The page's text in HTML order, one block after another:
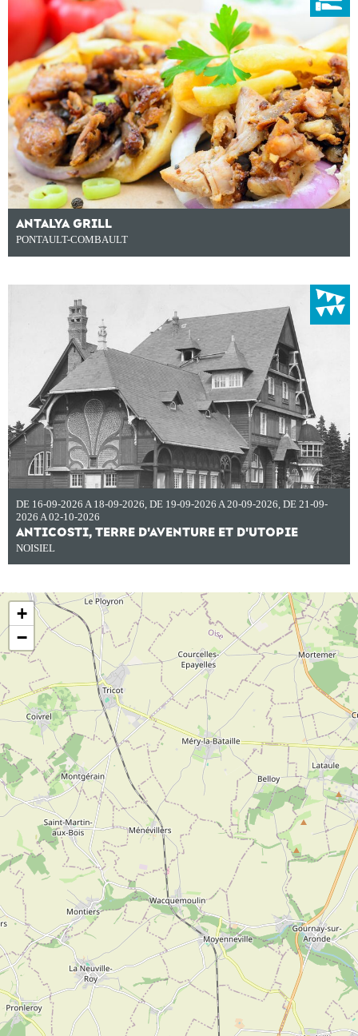
ANTALYA GRILL
PONTAULT-COMBAULT
DE 16-09-2026 A 18-09-2026, DE 19-09-2026 A 20-09-2026, DE 21-09-
2026 A 02-10-2026
ANTICOSTI, TERRE D'AVENTURE ET D'UTOPIE
NOISIEL
+
−